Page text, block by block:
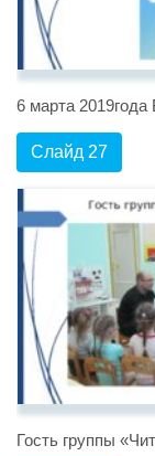
6 марта
Слайд 27
Гость группы